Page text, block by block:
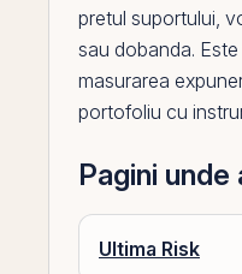
pretul suportului,
sau dobanda.
masurarea
portofoliu cu
Pagini
Ultima Risk